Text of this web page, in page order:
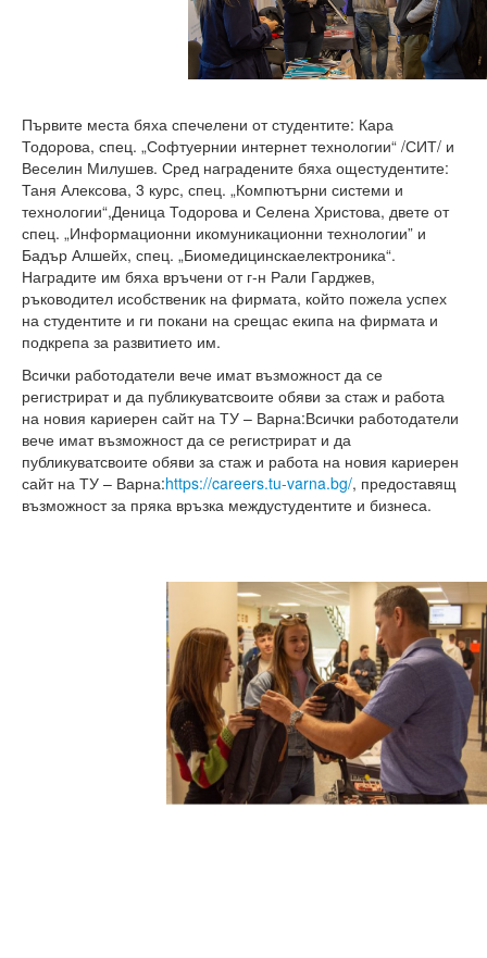
Първите места бяха спечелени от студентите: Кара
Тодорова, спец. „Софтуернии интернет технологии“ /СИТ/ и
Веселин Милушев. Сред наградените бяха ощестудентите:
Таня Алексова, 3 курс, спец. „Компютърни системи и
технологии“,Деница Тодорова и Селена Христова, двете от
спец. „Информационни икомуникационни технологии” и
Бадър Алшейх, спец. „Биомедицинскаелектроника“.
Наградите им бяха връчени от г-н Рали Гарджев,
ръководител исобственик на фирмата, който пожела успех
на студентите и ги покани на срещас екипа на фирмата и
подкрепа за развитието им.
Всички работодатели вече имат възможност да се
регистрират и да публикуватсвоите обяви за стаж и работа
на новия кариерен сайт на ТУ – Варна:Всички работодатели
вече имат възможност да се регистрират и да
публикуватсвоите обяви за стаж и работа на новия кариерен
сайт на ТУ – Варна:https://careers.tu-varna.bg/, предоставящ
възможност за пряка връзка междустудентите и бизнеса.